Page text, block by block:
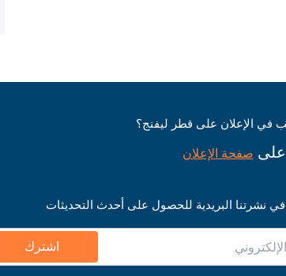
في الإعلان على قطر ليفنج؟
صفحة الإعلان
نشرتنا البريدية للحصول على أحدث التحديثات
اشترك